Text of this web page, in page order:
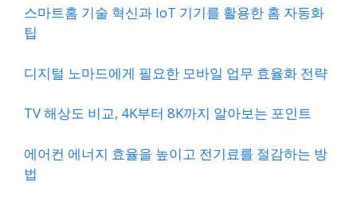
스마트홈 기술 혁신과 IoT 기기를 활용한 홈 자동화
팁
디지털 노마드에게 필요한 모바일 업무 효율화 전략
TV 해상도 비교, 4K부터 8K까지 알아보는 포인트
에어컨 에너지 효율을 높이고 전기료를 절감하는 방
법